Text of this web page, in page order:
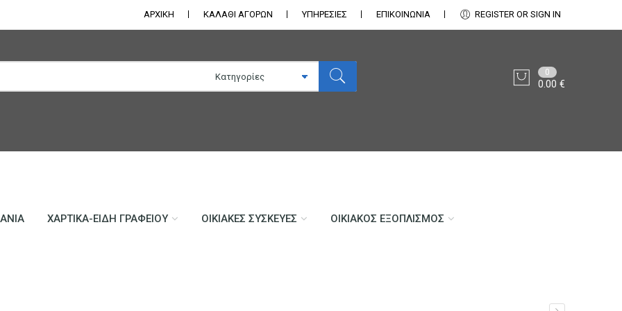
ΑΡΧΙΚΗ ΚΑΛΑΘΙ ΑΓΟΡΩΝ ΥΠΗΡΕΣΙΕΣ ΕΠΙΚΟΙΝΩΝΊΑ REGISTER OR SIGN IN
0
0.00€
ΧΑΡΤΙΚΆ-ΕΊΔΗ ΓΡΑΦΕΊΟΥ ΟΙΚΙΑΚΈΣ ΣΥΣΚΕΥΈΣ ΟΙΚΙΑΚΌΣ ΕΞΟΠΛΙΣΜΌΣ